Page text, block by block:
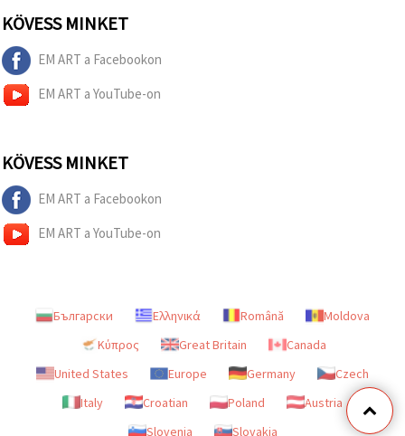
KÖVESS MINKET
EM ART a Facebookon
EM ART a YouTube-on
KÖVESS MINKET
EM ART a Facebookon
EM ART a YouTube-on
Български Ελληνικά Română
Moldova
Κύπρος
Great Britain
Canada
United States
Europe Germany
Czech
Italy
Croatian Poland
Austria
Slovenia
Slovakia